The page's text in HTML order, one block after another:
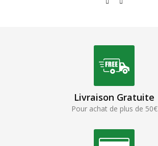
Livraison Gratuite
Pour achat de plus de 50€